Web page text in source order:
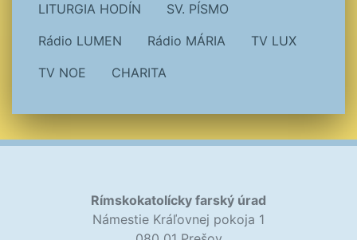
LITURGIA HODÍN
SV. PÍSMO
Rádio LUMEN
Rádio MÁRIA
TV LUX
TV NOE
CHARITA
Rímskokatolícky farský úrad
Námestie Kráľovnej pokoja 1